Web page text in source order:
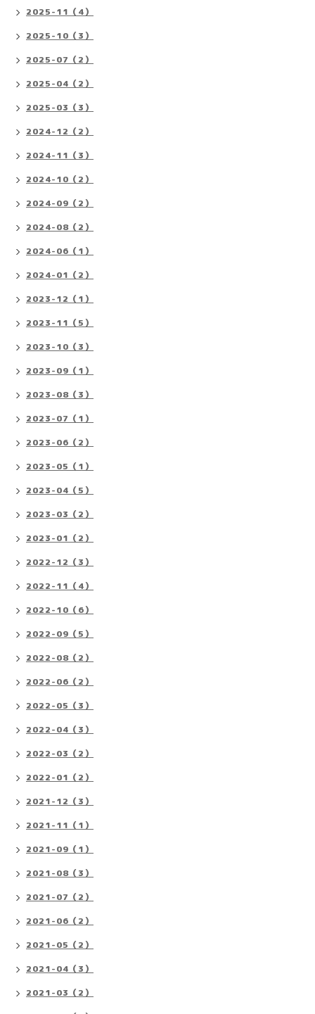
2025-11（4）
2025-10（3）
2025-07（2）
2025-04（2）
2025-03（3）
2024-12（2）
2024-11（3）
2024-10（2）
2024-09（2）
2024-08（2）
2024-06（1）
2024-01（2）
2023-12（1）
2023-11（5）
2023-10（3）
2023-09（1）
2023-08（3）
2023-07（1）
2023-06（2）
2023-05（1）
2023-04（5）
2023-03（2）
2023-01（2）
2022-12（3）
2022-11（4）
2022-10（6）
2022-09（5）
2022-08（2）
2022-06（2）
2022-05（3）
2022-04（3）
2022-03（2）
2022-01（2）
2021-12（3）
2021-11（1）
2021-09（1）
2021-08（3）
2021-07（2）
2021-06（2）
2021-05（2）
2021-04（3）
2021-03（2）